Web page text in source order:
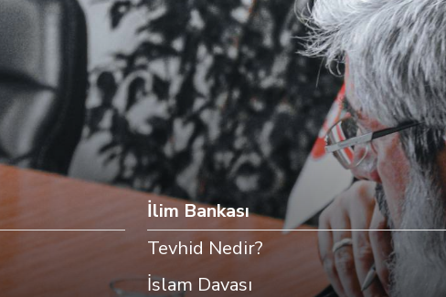
İlim Bankası
Tevhid Nedir?
İslam Davası